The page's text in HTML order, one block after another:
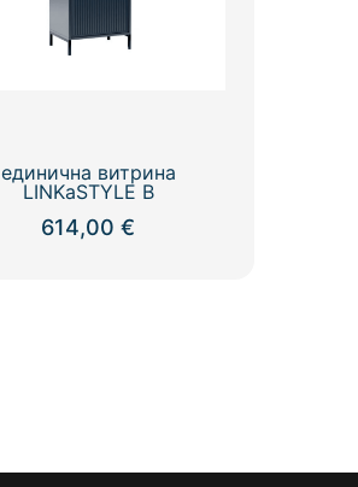
единична витрина
LINKaSTYLE B
614,00€